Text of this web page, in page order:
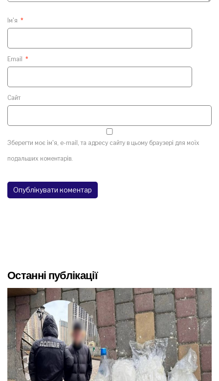
Ім'я *
Email *
Сайт
Зберегти моє ім'я, e-mail, та адресу сайту в цьому браузері для моїх
подальших коментарів.
Останні публікації